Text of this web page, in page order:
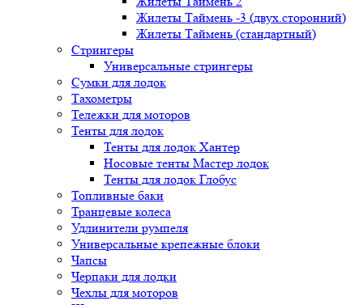
Жилеты Таймень -3 (двух.сторонний)
Жилеты Таймень (стандартный)
Стрингеры
Универсальные стрингеры
Сумки для лодок
Тахометры
Тележки для моторов
Тенты для лодок
Тенты для лодок Хантер
Носовые тенты Мастер лодок
Тенты для лодок Глобус
Топливные баки
Транцевые колеса
Удлинители румпеля
Универсальные крепежные блоки
Чапсы
Черпаки для лодки
Чехлы для моторов